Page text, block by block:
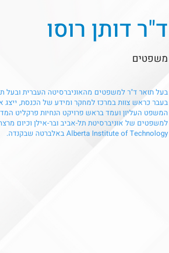
ד"ר דותן רוסו
משפטים
בעל תואר ד"ר למשפטים מהאוניברסיטה העברית ובעל
בעבר כראש צוות במרכז למחקר ומידע של הכנסת, ייצג
המשפט העליון ועמד בראש פרויקט הנחיות פרקליט
Alberta Institute of Technology באלברטה שבקנדה.